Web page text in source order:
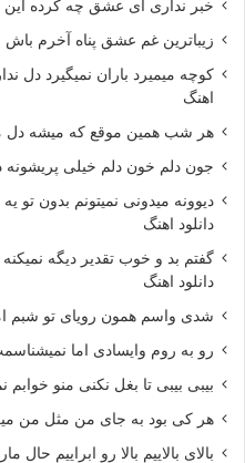
خبر نداری ای عشق چه کرده این
زیباترین غم عشق پناه آخرم باش
کوچه میمیرد باران نمیگیرد دل
اهنگ
هر شب همین موقع که میشه دل
جون دلم خون دلم خیلی پریشونه
دیوونه میدونی نمیتونم بدون تو
دانلود اهنگ
گفتم بد و خوب تقدیر دیگه
دانلود اهنگ
شدی واسم همون رویای تو شبم
رو به روم وایسادی اما
بیبی بیبی تا بغل نکنی منو خوابم
هر کی بود به جای من مثل من
بالای بالاییم بالا رو ابراییم